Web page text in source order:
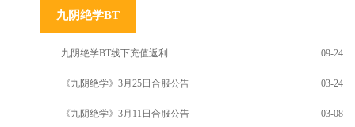
九阴绝学BT
九阴绝学BT线下充值返利 09-24
《九阴绝学》3月25日合服公告 03-24
《九阴绝学》3月11日合服公告 03-08